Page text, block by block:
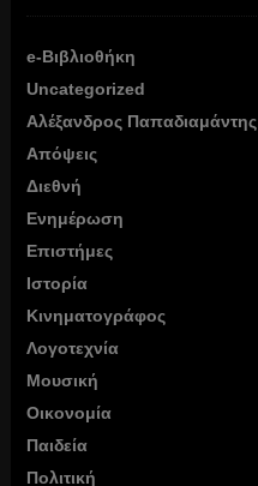
e-Βιβλιοθήκη
Uncategorized
Αλέξανδρος Παπαδιαμάντης
Απόψεις
Διεθνή
Ενημέρωση
Επιστήμες
Ιστορία
Κινηματογράφος
Λογοτεχνία
Μουσική
Οικονομία
Παιδεία
Πολιτική